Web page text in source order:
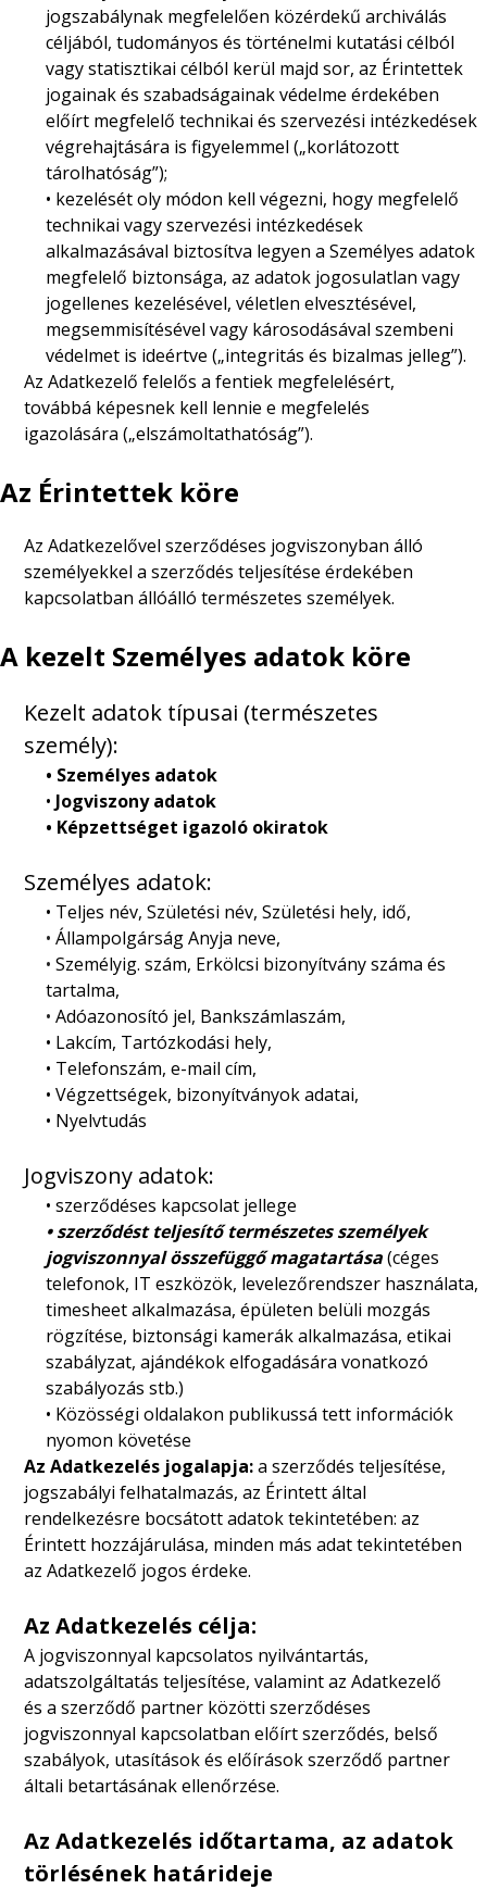
jogszabálynak megfelelően közérdekű archiválás
céljából, tudományos és történelmi kutatási célból
vagy statisztikai célból kerül majd sor, az Érintettek
jogainak és szabadságainak védelme érdekében
előírt megfelelő technikai és szervezési intézkedések
végrehajtására is figyelemmel („korlátozott
tárolhatóság”);
• kezelését oly módon kell végezni, hogy megfelelő
technikai vagy szervezési intézkedések
alkalmazásával biztosítva legyen a Személyes adatok
megfelelő biztonsága, az adatok jogosulatlan vagy
jogellenes kezelésével, véletlen elvesztésével,
megsemmisítésével vagy károsodásával szembeni
védelmet is ideértve („integritás és bizalmas jelleg”).
Az Adatkezelő felelős a fentiek megfelelésért,
továbbá képesnek kell lennie e megfelelés
igazolására („elszámoltathatóság”).
Az Érintettek köre
Az Adatkezelővel szerződéses jogviszonyban álló
személyekkel a szerződés teljesítése érdekében
kapcsolatban állóálló természetes személyek.
A kezelt Személyes adatok köre
Kezelt adatok típusai (természetes
személy):
• Személyes adatok
• Jogviszony adatok
• Képzettséget igazoló okiratok
Személyes adatok:
• Teljes név, Születési név, Születési hely, idő,
•Állampolgárság Anyja neve,
•Személyig. szám, Erkölcsi bizonyítvány száma és
tartalma,
•Adóazonosító jel, Bankszámlaszám,
• Lakcím, Tartózkodási hely,
• Telefonszám, e-mail cím,
• Végzettségek, bizonyítványok adatai,
• Nyelvtudás
Jogviszony adatok:
• szerződéses kapcsolat jellege
• szerződést teljesítő természetes személyek
jogviszonnyal összefüggő magatartása(céges
telefonok, IT eszközök, levelezőrendszer használata,
timesheet alkalmazása, épületen belüli mozgás
rögzítése, biztonsági kamerák alkalmazása, etikai
szabályzat, ajándékok elfogadására vonatkozó
szabályozás stb.)
• Közösségi oldalakon publikussá tett információk
nyomon követése
Az Adatkezelés jogalapja:a szerződés teljesítése,
jogszabályi felhatalmazás, az Érintett által
rendelkezésre bocsátott adatok tekintetében: az
Érintett hozzájárulása, minden más adat tekintetében
az Adatkezelő jogos érdeke.
Az Adatkezelés célja:
A jogviszonnyal kapcsolatos nyilvántartás,
adatszolgáltatás teljesítése, valamint az Adatkezelő
és a szerződő partner közötti szerződéses
jogviszonnyal kapcsolatban előírt szerződés, belső
szabályok, utasítások és előírások szerződő partner
általi betartásának ellenőrzése.
Az Adatkezelés időtartama, az adatok
törlésének határideje